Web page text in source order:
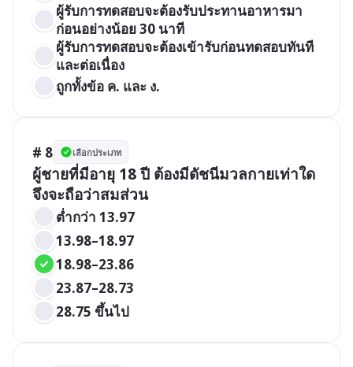
ผู้รับการทดสอบจะต้องรับประทานอาหารมา
ผู้รับการทดสอบจะต้องเข้ารับก่อนทดสอบทันที
และต่อเนื่อง
# 8 เลือกประเภท
ผู้ชายที่มีอายุ 18 ปี ต้องมีดัชนีมวลกายเท่าใด
จึงจะถือว่าสมส่วน
13.98–18.97
18.98–23.86
23.87–28.73
28.75 ขึ้นไป